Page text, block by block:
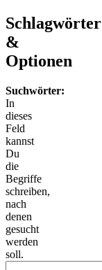
Schlagwörter
&
Optionen
Suchwörter:
In
dieses
Feld
kannst
Du
die
Begriffe
schreiben,
nach
denen
gesucht
werden
soll.